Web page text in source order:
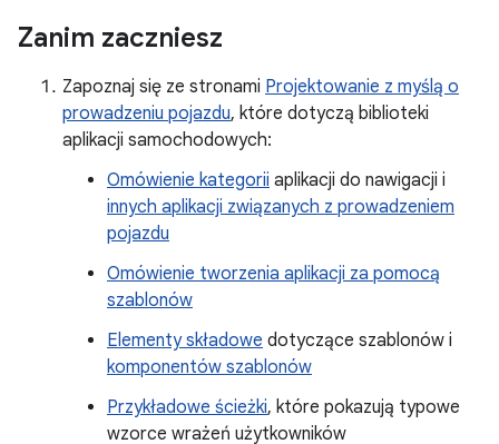
Zanim zaczniesz
Zapoznaj się ze stronami Projektowanie z myślą o
prowadzeniu pojazdu, które dotyczą biblioteki
aplikacji samochodowych:
Omówienie kategorii aplikacji do nawigacji i
innych aplikacji związanych z prowadzeniem
pojazdu
Omówienie tworzenia aplikacji za pomocą
szablonów
Elementy składowe dotyczące szablonów i
komponentów szablonów
Przykładowe ścieżki, które pokazują typowe
wzorce wrażeń użytkowników